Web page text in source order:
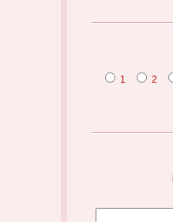
1 2